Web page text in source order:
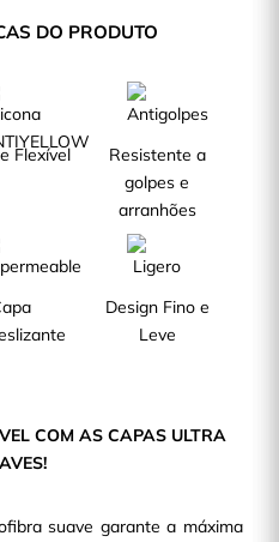
DO PRODUTO
Flexível
Resistente a
golpes e
arranhões
Design Fino e
Leve
COM AS CAPAS ULTRA
suave garante a máxima